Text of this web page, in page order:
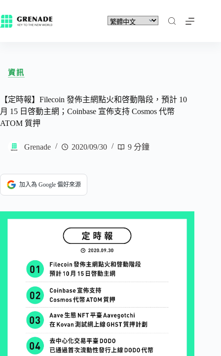
資訊
【定時報】Filecoin 發佈主網點火和啓動階段，預計 10
月 15 日啓動主網；Coinbase 宣佈支持 Cosmos 代幣
ATOM 質押
Grenade 2020/09/30 9 分鐘
加入為 Google 偏好來源